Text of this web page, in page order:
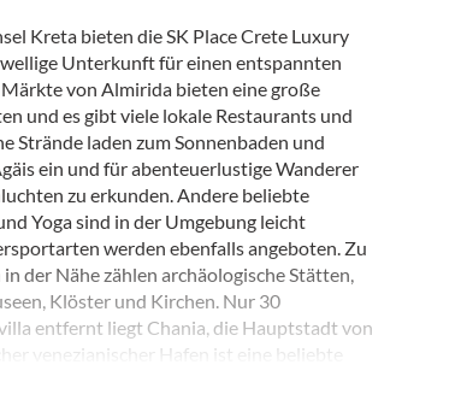
Kreta bieten die SK Place Crete Luxury
Unterkunft für einen entspannten
von Almirida bieten eine große
und es gibt viele lokale Restaurants und
Strände laden zum Sonnenbaden und
ein und für abenteuerlustige Wanderer
zu erkunden. Andere beliebte
Yoga sind in der Umgebung leicht
werden ebenfalls angeboten. Zu
der Nähe zählen archäologische Stätten,
Klöster und Kirchen. Nur 30
entfernt liegt Chania, die Hauptstadt von
venezianischer Hafen ist eine beliebte